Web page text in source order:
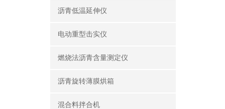
沥青低温延伸仪
电动重型击实仪
燃烧法沥青含量测定仪
沥青旋转薄膜烘箱
混合料拌合机